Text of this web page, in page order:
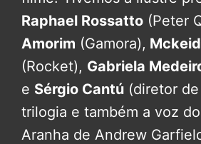
Raphael Rossatto (Peter
Amorim (Gamora),
(Rocket), Gabriela
e Sérgio Cantú (diretor
trilogia e também a voz
Aranha de Andrew